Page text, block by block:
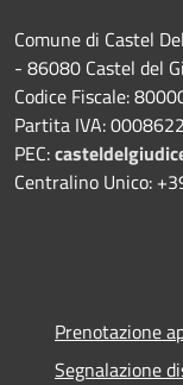
Comune di Castel
- 86080 Castel del
Codice Fiscale:
Partita IVA:
PEC:
Centralino Unico:
Prenotazione
Segnalazione